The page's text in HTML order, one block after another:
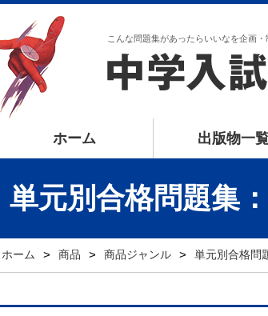
こんな問題集があったらいいなを企画・
ホーム 出版物一
単元別合格問題集
ホーム > 商品 > 商品ジャンル > 単元別合格問